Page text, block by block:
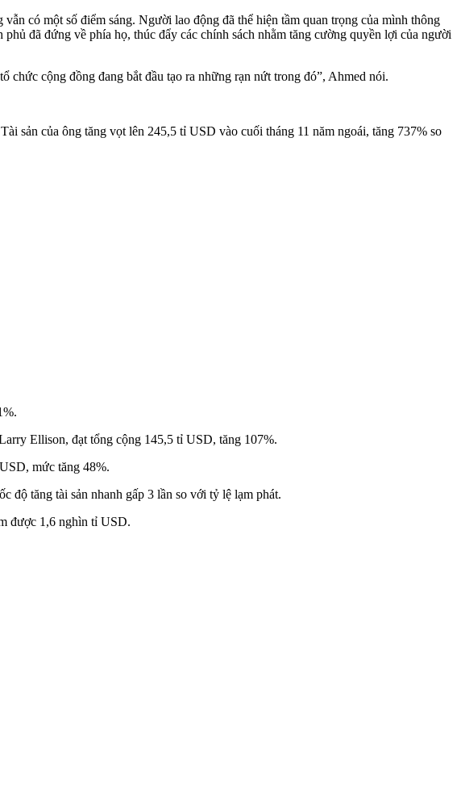
có một số điểm sáng. Người lao động đã thể hiện tầm quan trọng của mình thông
đã đứng về phía họ, thúc đẩy các chính sách nhằm tăng cường quyền lợi của người
chức cộng đồng đang bắt đầu tạo ra những rạn nứt trong đó”, Ahmed nói.
sản của ông tăng vọt lên 245,5 tỉ USD vào cuối tháng 11 năm ngoái, tăng 737% so
Ellison, đạt tổng cộng 145,5 tỉ USD, tăng 107%.
mức tăng 48%.
độ tăng tài sản nhanh gấp 3 lần so với tỷ lệ lạm phát.
được 1,6 nghìn tỉ USD.